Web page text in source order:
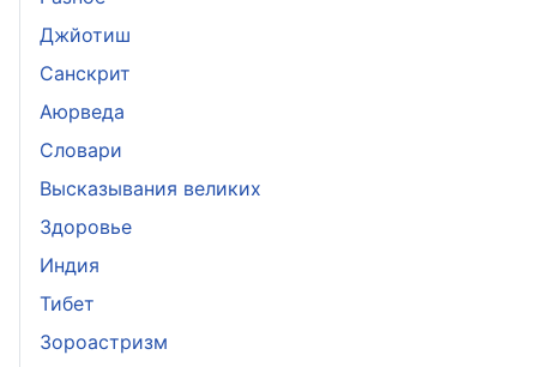
Джйотиш
Санскрит
Аюрведа
Словари
Высказывания великих
Здоровье
Индия
Тибет
Зороастризм